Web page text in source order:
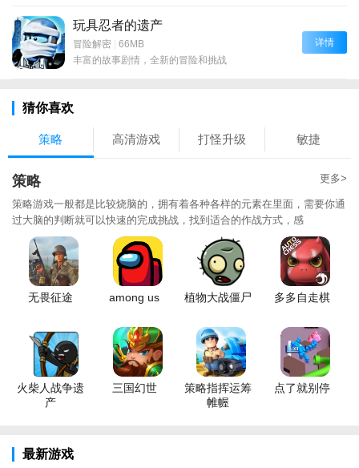
玩具忍者的遗产
冒险解密 | 66MB
丰富的故事剧情，全新的冒险和挑战
详情
猜你喜欢
策略 高清游戏 打怪升级 敏捷
策略 更多>
策略游戏一般都是比较烧脑的，拥有着各种各样的元素在里面，需要你通
过大脑的判断就可以快速的完成挑战，找到适合的作战方式，感
无畏征途 among us 植物大战僵尸 多多自走棋
火柴人战争遗
产
三国幻世
策略指挥运筹
帷幄
点了就别停
最新游戏